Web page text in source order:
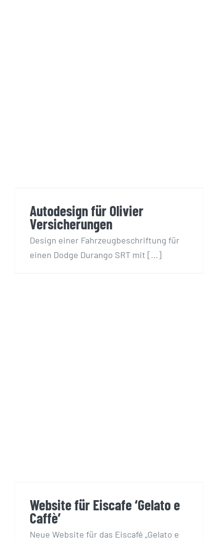
Autodesign für Olivier
Versicherungen
Design einer Fahrzeugbeschriftung für
einen Dodge Durango SRT mit [...]
Website für Eiscafe ‘Gelato e
Caffè’
Neue Website für das Eiscafé „Gelato e